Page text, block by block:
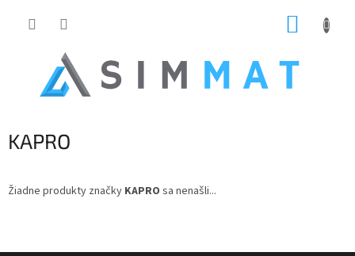
KAPRO
Žiadne produkty značky KAPRO sa nenašli...